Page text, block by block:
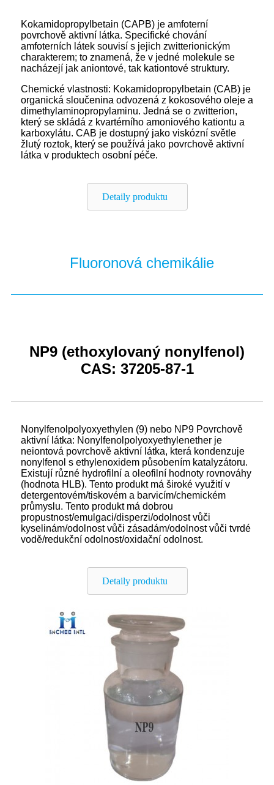
Kokamidopropylbetain (CAPB) je amfoterní
povrchově aktivní látka. Specifické chování
amfoterních látek souvisí s jejich zwitterionickým
charakterem; to znamená, že v jedné molekule se
nacházejí jak aniontové, tak kationtové struktury.
Chemické vlastnosti: Kokamidopropylbetain (CAB) je
organická sloučenina odvozená z kokosového oleje a
dimethylaminopropylaminu. Jedná se o zwitterion,
který se skládá z kvartérního amoniového kationtu a
karboxylátu. CAB je dostupný jako viskózní světle
žlutý roztok, který se používá jako povrchově aktivní
látka v produktech osobní péče.
Detaily produktu
Fluoronová chemikálie
NP9 (ethoxylovaný nonylfenol)
CAS: 37205-87-1
Nonylfenolpolyoxyethylen (9) nebo NP9 Povrchově
aktivní látka: Nonylfenolpolyoxyethylenether je
neiontová povrchově aktivní látka, která kondenzuje
nonylfenol s ethylenoxidem působením katalyzátoru.
Existují různé hydrofilní a oleofilní hodnoty rovnováhy
(hodnota HLB). Tento produkt má široké využití v
detergentovém/tiskovém a barvicím/chemickém
průmyslu. Tento produkt má dobrou
propustnost/emulgaci/disperzi/odolnost vůči
kyselinám/odolnost vůči zásadám/odolnost vůči tvrdé
vodě/redukční odolnost/oxidační odolnost.
Detaily produktu